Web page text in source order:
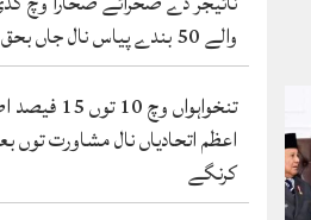
والے 50 بندے پیاس نال جاں بحق
تنخواہواں
اعظم اتحادیاں نال مشاورت
کرنگے